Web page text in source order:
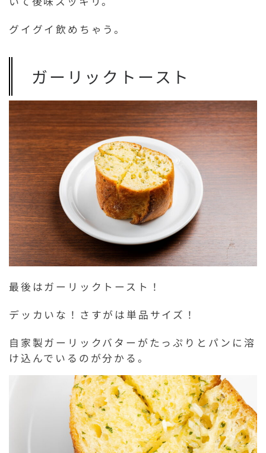
グイグイ飲めちゃう。
ガーリックトースト
最後はガーリックトースト！
デッカいな！さすがは単品サイズ！
自家製ガーリックバターがたっぷりとパンに溶
け込んでいるのが分かる。